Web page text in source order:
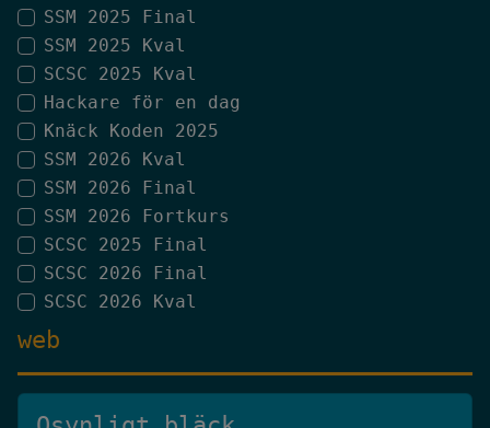
SSM 2025 Final
SSM 2025 Kval
SCSC 2025 Kval
Hackare för en dag
Knäck Koden 2025
SSM 2026 Kval
SSM 2026 Final
SSM 2026 Fortkurs
SCSC 2025 Final
SCSC 2026 Final
SCSC 2026 Kval
web